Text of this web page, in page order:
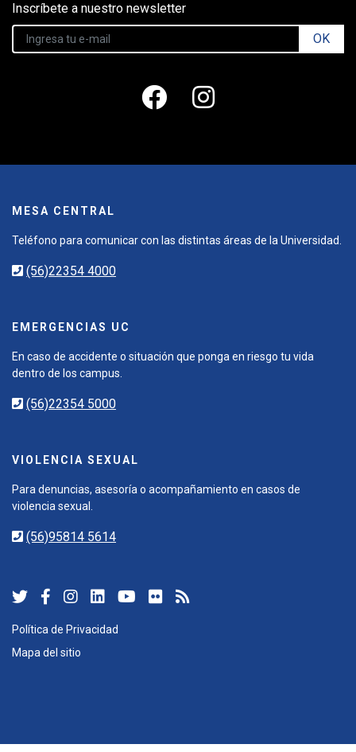
Inscríbete a nuestro newsletter
OK
MESA CENTRAL
Teléfono para comunicar con las distintas áreas de la Universidad.
(56)22354 4000
EMERGENCIAS UC
En caso de accidente o situación que ponga en riesgo tu vida
dentro de los campus.
(56)22354 5000
VIOLENCIA SEXUAL
Para denuncias, asesoría o acompañamiento en casos de
violencia sexual.
(56)95814 5614
Política de Privacidad
Mapa del sitio